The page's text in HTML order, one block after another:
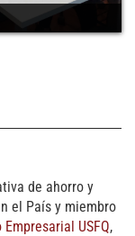
de ahorro y
el País y miembro
Empresarial USFQ,